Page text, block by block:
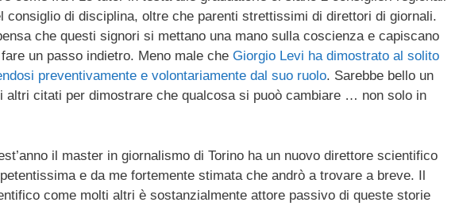
consiglio di disciplina, oltre che parenti strettissimi di direttori di giornali.
che questi signori si mettano una mano sulla coscienza e capiscano
un passo indietro. Meno male che Giorgio Levi ha dimostrato al solito
preventivamente e volontariamente dal suo ruolo. Sarebbe bello un
altri citati per dimostrare che qualcosa si puoò cambiare … non solo in
il master in giornalismo di Torino ha un nuovo direttore scientifico
e da me fortemente stimata che andrò a trovare a breve. Il
come molti altri è sostanzialmente attore passivo di queste storie